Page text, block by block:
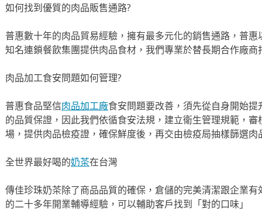
如何找到優質的肉品販售通路?
普惠數十年的肉品貿易經驗，擁有最多元化的銷售通路，普惠
知名連鎖餐飲集團提供肉品食材，我們專業於替長期合作廠商
肉品加工食安問題如何管理?
普惠食品堅信肉品加工廠食安問題要改善，須先從自身開始
的品質保證，因此我們依循食安法規，建立衛生管理規範，
場，提供肉品檢疫證，確保鮮度後，再交由檢疫局抽樣篩選肉
全世界最好喝的奶茶在台灣
傳佳珍珠奶茶除了商品品質的確保，倉儲的完美清潔跟企業
的二十多年開業輔導經驗，可以輔助客戶找到「對的口味」